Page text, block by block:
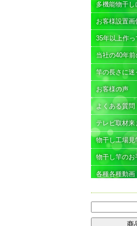
多機能物干し
お客様設置画
35年以上作
当社の40年
竿の長さに迷
お客様の声
よくある質問
テレビ取材来
物干し工場見
物干し竿のお
各種各種動画